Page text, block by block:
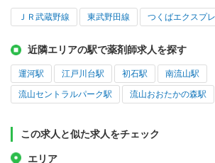
ＪＲ武蔵野線 東武野田線 つくばエクスプ
近隣エリアの駅で薬剤師求人を探す
運河駅 江戸川台駅 初石駅 南流山駅
流山セントラルパーク駅 流山おおたかの森駅
この求人と似た求人をチェック
エリア